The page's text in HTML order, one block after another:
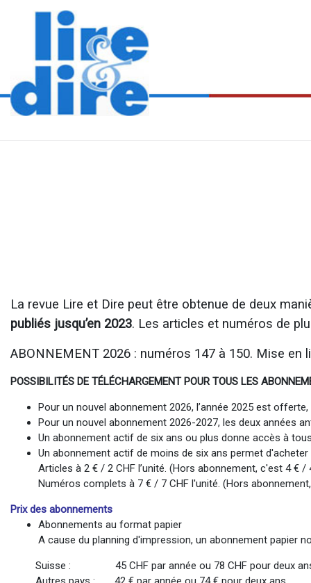
La revue Lire et Dire peut être obtenue de deux
publiés jusqu’en 2023. Les articles et numéros de
ABONNEMENT 2026 : numéros 147 à 150. Mise en
POSSIBILITÉS DE TÉLÉCHARGEMENT POUR TOUS LES
Pour un nouvel abonnement 2026, l’année 2025 est
Pour un nouvel abonnement 2026-2027, les deux années
Un abonnement actif de six ans ou plus donne accès à
Un abonnement actif de moins de six ans permet
Articles à 2 € / 2 CHF l’unité. (Hors abonnement, c'est 4 € /
Numéros complets à 7 € / 7 CHF l'unité. (Hors
Prix des abonnements
Abonnements au format papier
A cause du planning d'impression, un abonnement papier
Suisse : 45 CHF par année ou 78 CHF pour deux